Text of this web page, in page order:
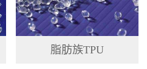
脂肪族TPU